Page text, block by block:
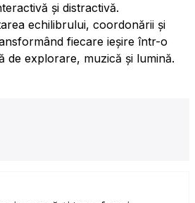
și distractivă.
echilibrului, coordonării și
fiecare ieșire într-o
de explorare, muzică și lumină.